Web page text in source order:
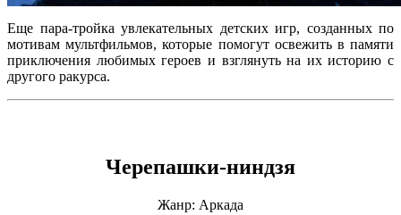
Еще пара-тройка увлекательных детских игр, созданных по
мотивам мультфильмов, которые помогут освежить в памяти
приключения любимых героев и взглянуть на их историю с
другого ракурса.
Черепашки-ниндзя
Жанр: Аркада